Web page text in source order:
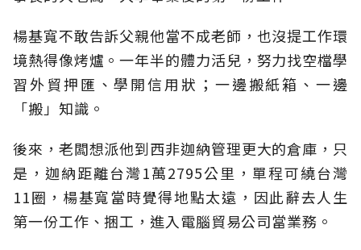
楊基寬不敢告訴父親他當不成老師，也沒提工作環
境熱得像烤爐。一年半的體力活兒，努力找空檔學
習外貿押匯、學開信用狀；一邊搬紙箱、一邊
「搬」知識。
後來，老闆想派他到西非迦納管理更大的倉庫，只
是，迦納距離台灣1萬2795公里，單程可繞台灣
11圈，楊基寬當時覺得地點太遠，因此辭去人生
第一份工作、捆工，進入電腦貿易公司當業務。